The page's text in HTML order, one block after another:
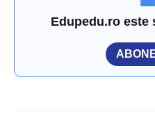
Edupedu.ro este